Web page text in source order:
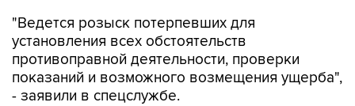
"Ведется розыск потерпевших для
установления всех обстоятельств
противоправной деятельности, проверки
показаний и возможного возмещения ущерба",
- заявили в спецслужбе.